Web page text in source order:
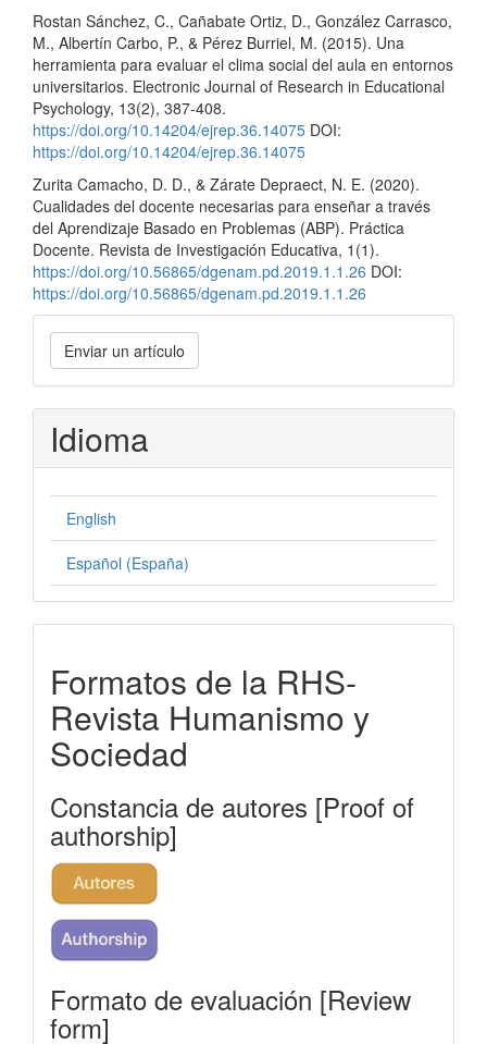
Rostan Sánchez, C., Cañabate Ortiz, D., González Carrasco,
M., Albertín Carbo, P., & Pérez Burriel, M. (2015). Una
herramienta para evaluar el clima social del aula en entornos
universitarios. Electronic Journal of Research in Educational
Psychology, 13(2), 387-408.
https://doi.org/10.14204/ejrep.36.14075 DOI:
https://doi.org/10.14204/ejrep.36.14075
Zurita Camacho, D. D., & Zárate Depraect, N. E. (2020).
Cualidades del docente necesarias para enseñar a través
del Aprendizaje Basado en Problemas (ABP). Práctica
Docente. Revista de Investigación Educativa, 1(1).
https://doi.org/10.56865/dgenam.pd.2019.1.1.26 DOI:
https://doi.org/10.56865/dgenam.pd.2019.1.1.26
Enviar
un
artículo
Enviar un artículo
Idioma
English
Español (España)
rhs
Formatos de la RHS-
Revista Humanismo y
Sociedad
Constancia de autores [Proof of
authorship]
Formato de evaluación [Review
form]